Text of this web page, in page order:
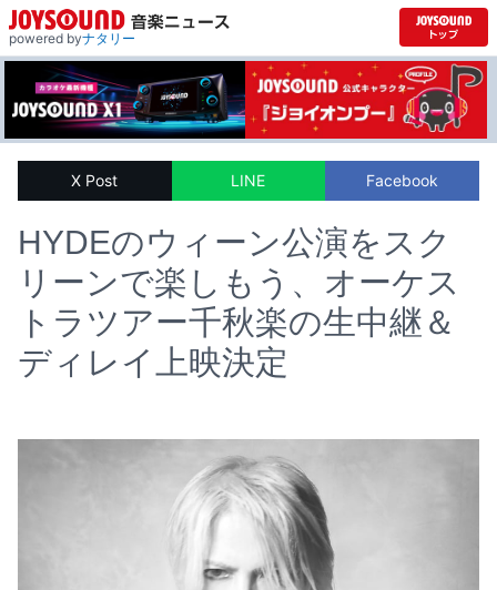
powered byナタリー
X Post LINE Facebook
HYDEのウィーン公演をスク
リーンで楽しもう、オーケス
トラツアー千秋楽の生中継＆
ディレイ上映決定